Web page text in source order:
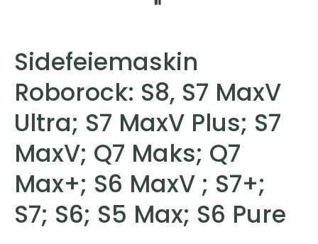
Sidefeiemaskin
Roborock: S8, S7 MaxV
Ultra; S7 MaxV Plus; S7
MaxV; Q7 Maks; Q7
Max+; S6 MaxV ; S7+;
S7; S6; S5 Max; S6 Pure